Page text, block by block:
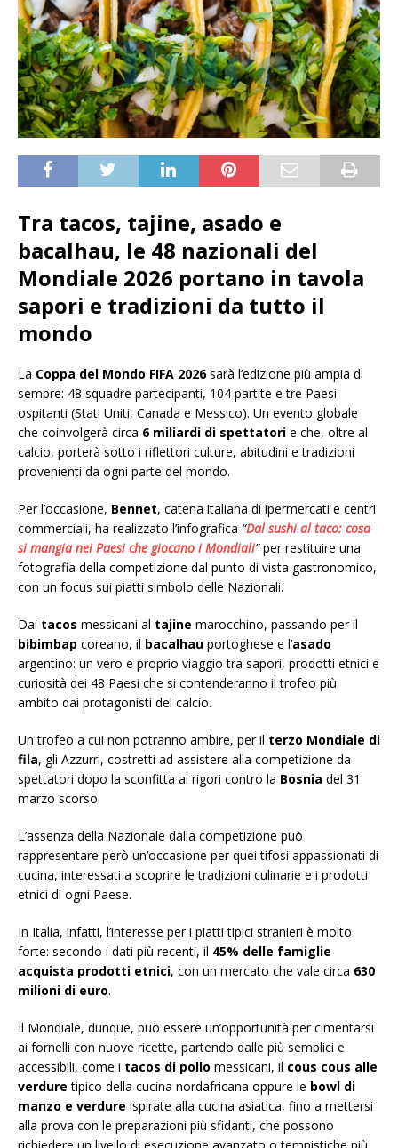
Tra tacos, tajine, asado e
bacalhau, le 48 nazionali del
Mondiale 2026 portano in tavola
sapori e tradizioni da tutto il
mondo
La Coppa del Mondo FIFA 2026sarà l’edizione più ampia di
sempre: 48 squadre partecipanti, 104 partite e tre Paesi
ospitanti (Stati Uniti, Canada e Messico). Un evento globale
che coinvolgerà circa 6 miliardi di spettatori e che, oltre al
calcio, porterà sotto i riflettori culture, abitudini e tradizioni
provenienti da ogni parte del mondo.
Per l’occasione, Bennet, catena italiana di ipermercati e centri
commerciali, ha realizzato l’infografica “Dal sushi al taco: cosa
si mangia nei Paesi che giocano i Mondiali”per restituire una
fotografia della competizione dal punto di vista gastronomico,
con un focus sui piatti simbolo delle Nazionali.
Dai tacos messicani al tajine marocchino, passando per il
bibimbap coreano, il bacalhau portoghese e l’asado
argentino: un vero e proprio viaggio tra sapori, prodotti etnici e
curiosità dei 48 Paesi che si contenderanno il trofeo più
ambito dai protagonisti del calcio.
Un trofeo a cui non potranno ambire, per il terzo Mondiale di
fila, gli Azzurri, costretti ad assistere alla competizione da
spettatori dopo la sconfitta ai rigori contro la Bosnia del 31
marzo scorso.
L’assenza della Nazionale dalla competizione può
rappresentare però un’occasione per quei tifosi appassionati di
cucina, interessati a scoprire le tradizioni culinarie e i prodotti
etnici di ogni Paese.
In Italia, infatti, l’interesse per i piatti tipici stranieri è molto
forte: secondo i dati più recenti, il 45% delle famiglie
acquista prodotti etnici, con un mercato che vale circa 630
milioni di euro.
Il Mondiale, dunque, può essere un’opportunità per cimentarsi
ai fornelli con nuove ricette, partendo dalle più semplici e
accessibili, come i tacos di pollo messicani, il cous cous alle
verdure tipico della cucina nordafricana oppure le bowl di
manzo e verdure ispirate alla cucina asiatica, fino a mettersi
alla prova con le preparazioni più sfidanti, che possono